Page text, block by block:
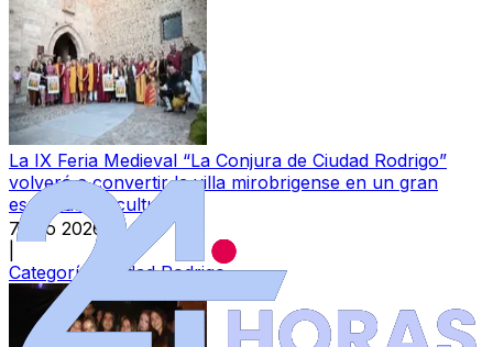
La IX Feria Medieval “La Conjura de Ciudad Rodrigo”
volverá a convertir la villa mirobrigense en un gran
espectáculo cultural
7 ago 2026
Categoría:
Ciudad Rodrigo